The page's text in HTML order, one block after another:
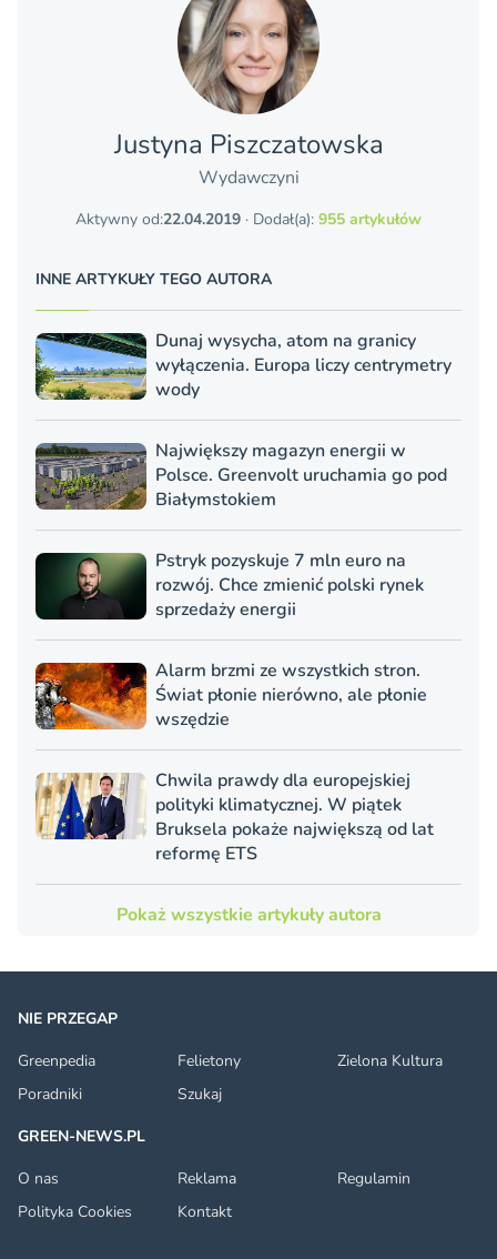
Justyna Piszczatowska
Wydawczyni
Aktywny od:22.04.2019 · Dodał(a): 955 artykułów
INNE ARTYKUŁY TEGO AUTORA
Dunaj wysycha, atom na granicy
wyłączenia. Europa liczy centrymetry
wody
Największy magazyn energii w
Polsce. Greenvolt uruchamia go pod
Białymstokiem
Pstryk pozyskuje 7 mln euro na
rozwój. Chce zmienić polski rynek
sprzedaży energii
Alarm brzmi ze wszystkich stron.
Świat płonie nierówno, ale płonie
wszędzie
Chwila prawdy dla europejskiej
polityki klimatycznej. W piątek
Bruksela pokaże największą od lat
reformę ETS
Pokaż wszystkie artykuły autora
NIE PRZEGAP
Greenpedia
Felietony
Zielona Kultura
Poradniki
Szukaj
GREEN-NEWS.PL
O nas
Reklama
Regulamin
Polityka Cookies
Kontakt